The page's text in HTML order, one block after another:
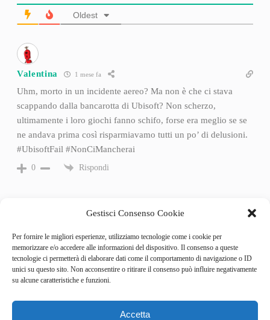
Gestisci Consenso Cookie
Per fornire le migliori esperienze, utilizziamo tecnologie come i cookie per
memorizzare e/o accedere alle informazioni del dispositivo. Il consenso a queste
tecnologie ci permetterà di elaborare dati come il comportamento di navigazione o ID
unici su questo sito. Non acconsentire o ritirare il consenso può influire negativamente
su alcune caratteristiche e funzioni.
Accetta
Oldest
Valentina 1 mese fa
Uhm, morto in un incidente aereo? Ma non è che ci stava
scappando dalla bancarotta di Ubisoft? Non scherzo,
ultimamente i loro giochi fanno schifo, forse era meglio se se
ne andava prima così risparmiavamo tutti un po’ di delusioni.
#UbisoftFail #NonCiMancherai
0 Rispondi
Categories